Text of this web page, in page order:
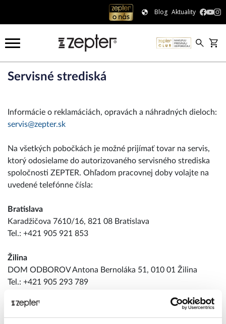
Blog Aktuality
Servisné strediská
Informácie o reklamáciách, opravách a náhradných dieloch:
servis@zepter.sk
Na všetkých pobočkách je možné prijímať tovar na servis,
ktorý odosielame do autorizovaného servisného strediska
spoločnosti ZEPTER. Ohľadom pracovnej doby volajte na
uvedené telefónne čísla:
Bratislava
Karadžičova 7610/16, 821 08 Bratislava
Tel.: +421 905 921 853
Žilina
DOM ODBOROV Antona Bernoláka 51, 010 01 Žilina
Tel.: +421 905 293 789
Prešov
Levočská 20, 080 01 Prešov